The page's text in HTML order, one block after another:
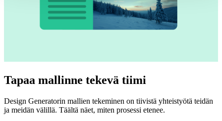
Tapaa mallinne tekevä tiimi
Design Generatorin mallien tekeminen on tiivistä yhteistyötä teidän
ja meidän välillä. Täältä näet, miten prosessi etenee.